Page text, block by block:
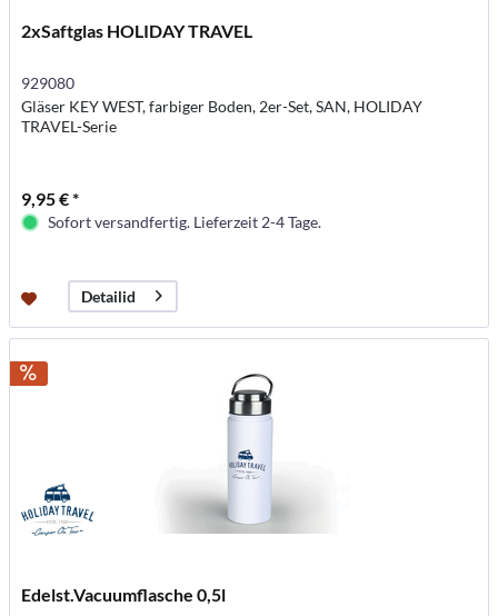
2xSaftglas HOLIDAY TRAVEL
929080
Gläser KEY WEST, farbiger Boden, 2er-Set, SAN, HOLIDAY
TRAVEL-Serie
9,95 € *
Sofort versandfertig. Lieferzeit 2-4 Tage.
Detailid
Edelst.Vacuumflasche 0,5l